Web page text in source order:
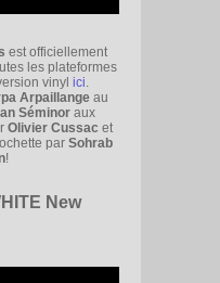
est officiellement
les plateformes
vinyl ici.
Arpaillangeau
Séminor aux
Olivier Cussac et
par Sohrab
!
New